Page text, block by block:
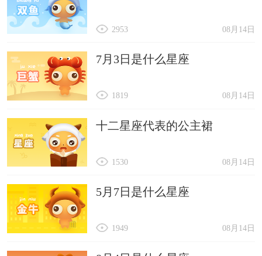
08月14日
2953
7月3日是什么星座
08月14日
1819
十二星座代表的公主裙
08月14日
1530
5月7日是什么星座
08月14日
1949